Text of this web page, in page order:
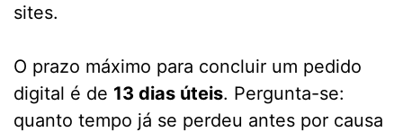
sites.
O prazo máximo para concluir um pedido
digital é de 13 dias úteis. Pergunta-se:
quanto tempo já se perdeu antes por causa